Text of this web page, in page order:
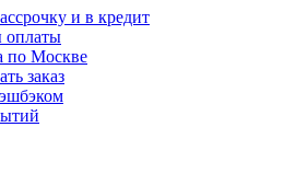
и в кредит
оплаты
по Москве
заказ